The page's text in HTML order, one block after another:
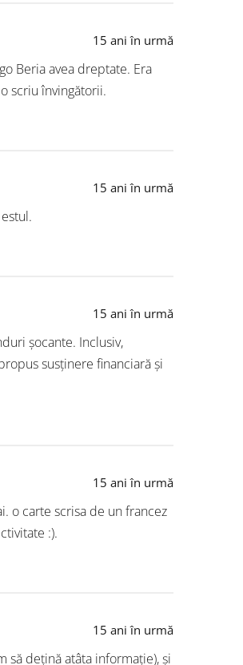
15 ani în urmă
Beria avea dreptate. Era
scriu învingătorii.
15 ani în urmă
15 ani în urmă
șocante. Inclusiv,
susținere financiară și
15 ani în urmă
o carte scrisa de un francez
:).
15 ani în urmă
să dețină atâta informație), și